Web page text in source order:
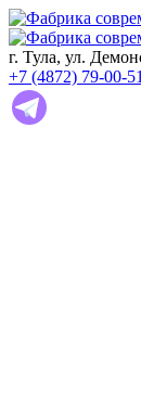
г. Тула, ул.
+7 (4872) 79-00-51